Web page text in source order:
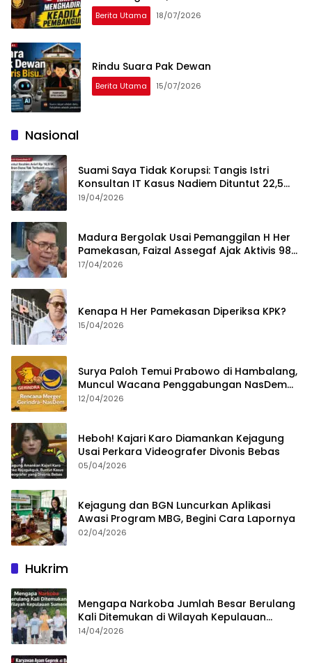
Nama
Berita Utama 18/07/2026
Rindu Suara Pak Dewan
Berita Utama 15/07/2026
Nasional
Suami Saya Tidak Korupsi: Tangis Istri
Konsultan IT Kasus Nadiem Dituntut 22,5
Tahun
19/04/2026
Madura Bergolak Usai Pemanggilan H Her
Pamekasan, Faizal Assegaf Ajak Aktivis 98
Bongkar Permainan KPK
17/04/2026
Kenapa H Her Pamekasan Diperiksa KPK?
15/04/2026
Surya Paloh Temui Prabowo di Hambalang,
Muncul Wacana Penggabungan NasDem
dan Gerindra
12/04/2026
Heboh! Kajari Karo Diamankan Kejagung
Usai Perkara Videografer Divonis Bebas
05/04/2026
Kejagung dan BGN Luncurkan Aplikasi
Awasi Program MBG, Begini Cara Lapornya
02/04/2026
Hukrim
Mengapa Narkoba Jumlah Besar Berulang
Kali Ditemukan di Wilayah Kepulauan
Sumenep?
14/04/2026